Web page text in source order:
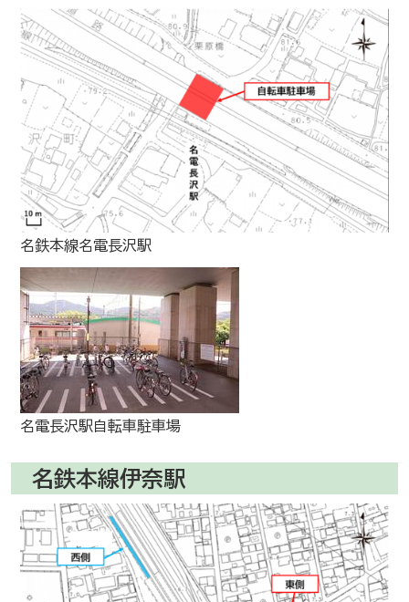
名鉄本線名電長沢駅
名電長沢駅自転車駐車場
名鉄本線伊奈駅